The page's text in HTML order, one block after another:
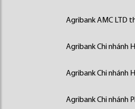
Agribank AMC LTD
Agribank Chi nhánh
Agribank Chi nhánh
Agribank Chi nhánh